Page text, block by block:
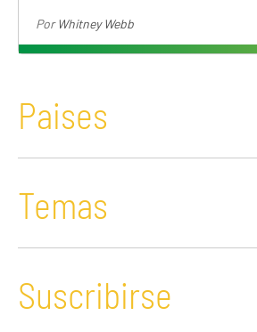
PorWhitney Webb
Paises
Temas
Suscribirse